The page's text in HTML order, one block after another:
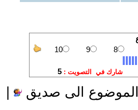
الى صديق